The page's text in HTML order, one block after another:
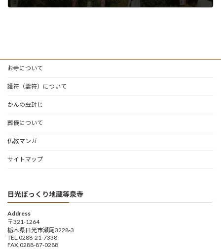
お寺について
護符（霊符）について
かんの虫封じ
葬儀について
仏教マンガ
サイトマップ
日光ぽっくり地蔵等泉寺
Address
〒321-1264
栃木県日光市瀬尾3228-3
TEL.0288-21-7338
FAX.0288-87-0288